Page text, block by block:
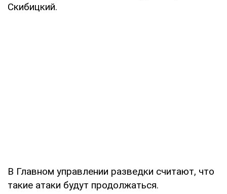
Скибицкий.
В Главном управлении разведки считают, что
такие атаки будут продолжаться.